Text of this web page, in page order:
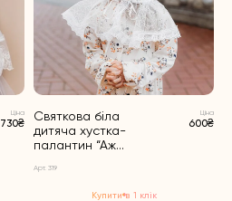
Ціна
730₴
Святкова біла
дитяча хустка-
палантин “Аж...
Арт. 319
Ціна
600₴
Купити в 1 клік